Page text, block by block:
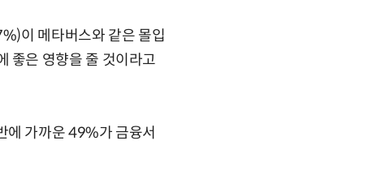
이 메타버스와 같은 몰입
좋은 영향을 줄 것이라고
에 가까운 49%가 금융서